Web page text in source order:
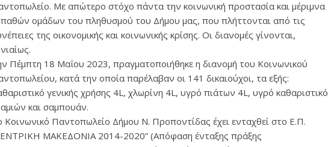
Με απώτερο στόχο πάντα την κοινωνική προστασία και μέριμνα
ομάδων του πληθυσμού του Δήμου μας, που πλήττονται από τις
της οικονομικής και κοινωνικής κρίσης. Οι διανομές γίνονται,
Πέμπτη 18 Μαΐου 2023, πραγματοποιήθηκε η διανομή του Κοινωνικού
κατά την οποία παρέλαβαν οι 141 δικαιούχοι, τα εξής:
γενικής χρήσης 4L, χλωρίνη 4L, υγρό πιάτων 4L, υγρό καθαριστικό
και σαμπουάν.
Κοινωνικό Παντοπωλείο Δήμου Ν. Προποντίδας έχει ενταχθεί στο Ε.Π.
ΜΑΚΕΔΟΝΙΑ 2014-2020” (Απόφαση ένταξης πράξης